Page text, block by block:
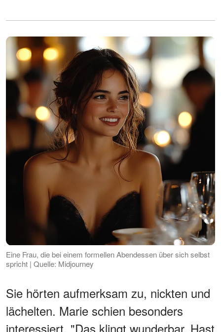
Eine Frau, die bei einem formellen Abendessen über sich selbst
spricht | Quelle: Midjourney
Sie hörten aufmerksam zu, nickten und
lächelten. Marie schien besonders
interessiert. "Das klingt wunderbar. Hast